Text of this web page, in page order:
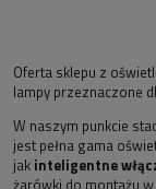
Oferta sklepu z
lampy przeznaczone
W naszym punkcie
jest pełna gama
jak inteligentne
żarówki do montażu